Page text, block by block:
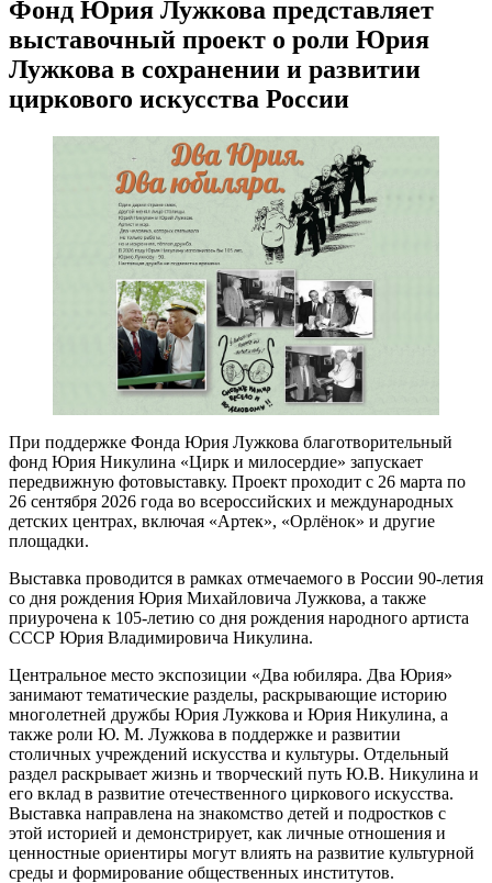
Фонд Юрия Лужкова представляет
выставочный проект о роли Юрия
Лужкова в сохранении и развитии
циркового искусства России
При поддержке Фонда Юрия Лужкова благотворительный
фонд Юрия Никулина «Цирк и милосердие» запускает
передвижную фотовыставку. Проект проходит с 26 марта по
26 сентября 2026 года во всероссийских и международных
детских центрах, включая «Артек», «Орлёнок» и другие
площадки.
Выставка проводится в рамках отмечаемого в России 90-летия
со дня рождения Юрия Михайловича Лужкова, а также
приурочена к 105-летию со дня рождения народного артиста
СССР Юрия Владимировича Никулина.
Центральное место экспозиции «Два юбиляра. Два Юрия»
занимают тематические разделы, раскрывающие историю
многолетней дружбы Юрия Лужкова и Юрия Никулина, а
также роли Ю. М. Лужкова в поддержке и развитии
столичных учреждений искусства и культуры. Отдельный
раздел раскрывает жизнь и творческий путь Ю.В. Никулина и
его вклад в развитие отечественного циркового искусства.
Выставка направлена на знакомство детей и подростков с
этой историей и демонстрирует, как личные отношения и
ценностные ориентиры могут влиять на развитие культурной
среды и формирование общественных институтов.